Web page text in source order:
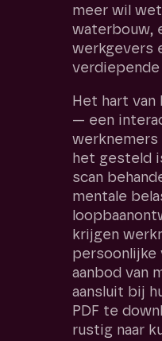
meer wil
waterbouw,
werkgevers
verdiepende
Het hart
— een
werknemers
het gesteld
scan
mentale
krijgen
persoonlijke
aanbod van
aansluit bij
PDF te
rustig naar